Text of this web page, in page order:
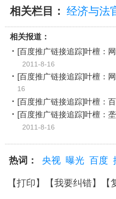
相关栏目： 经济与法
相关报道：
[百度推广链接追踪]叶檀：
2011-8-16
[百度推广链接追踪]叶檀：
16
[百度推广链接追踪]叶檀：
[百度推广链接追踪]叶檀：
2011-8-16
热词： 央视 曝光 百度
【打印】【我要纠错】【